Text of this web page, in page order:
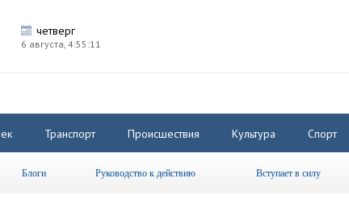
четверг
6 августа, 4:55:11
Транспорт Происшествия Культура Спорт
Блоги Руководство к действию Вступает в силу